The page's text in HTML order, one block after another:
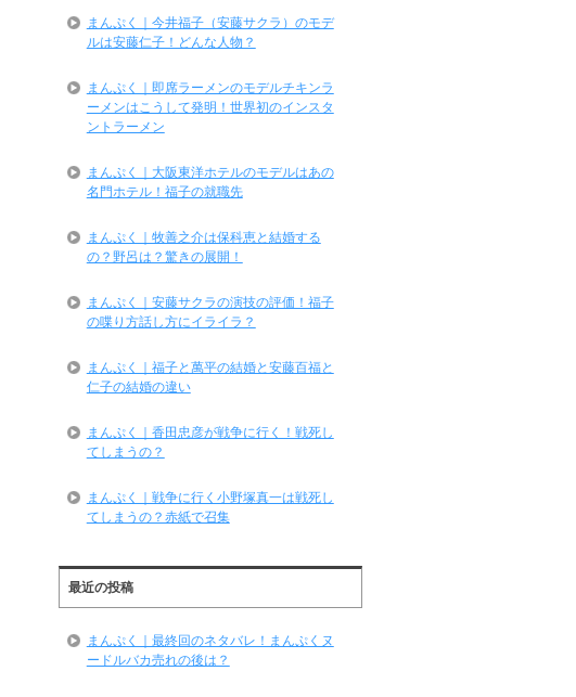
まんぷく｜今井福子（安藤サクラ）のモデ
ルは安藤仁子！どんな人物？
まんぷく｜即席ラーメンのモデルチキンラ
ーメンはこうして発明！世界初のインスタ
ントラーメン
まんぷく｜大阪東洋ホテルのモデルはあの
名門ホテル！福子の就職先
まんぷく｜牧善之介は保科恵と結婚する
の？野呂は？驚きの展開！
まんぷく｜安藤サクラの演技の評価！福子
の喋り方話し方にイライラ？
まんぷく｜福子と萬平の結婚と安藤百福と
仁子の結婚の違い
まんぷく｜香田忠彦が戦争に行く！戦死し
てしまうの？
まんぷく｜戦争に行く小野塚真一は戦死し
てしまうの？赤紙で召集
最近の投稿
まんぷく｜最終回のネタバレ！まんぷくヌ
ードルバカ売れの後は？